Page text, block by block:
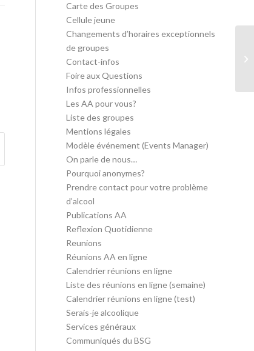
Carte des Groupes
Cellule jeune
Changements d’horaires exceptionnels
de groupes
Contact-infos
Foire aux Questions
Infos professionnelles
Les AA pour vous?
Liste des groupes
Mentions légales
Modèle événement (Events Manager)
On parle de nous…
Pourquoi anonymes?
Prendre contact pour votre problème
d’alcool
Publications AA
Reflexion Quotidienne
Reunions
Réunions AA en ligne
Calendrier réunions en ligne
Liste des réunions en ligne (semaine)
Calendrier réunions en ligne (test)
Serais-je alcoolique
Services généraux
Communiqués du BSG